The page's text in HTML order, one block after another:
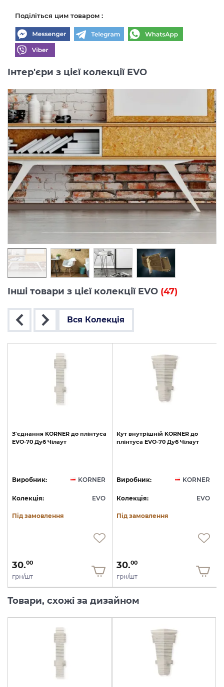
Поділіться цим товаром :
Інтер'єри з цієї колекції EVO
Інші товари з цієї колекції EVO (47)
Вся Колекція
З'єднання KORNER до плінтуса
EVO-70 Дуб Чілаут
Виробник: KORNER
Колекція: EVO
Під замовлення
30.00
грн/шт
Кут внутрішній KORNER до
плінтуса EVO-70 Дуб Чілаут
Виробник: KORNER
Колекція: EVO
Під замовлення
30.00
грн/шт
Товари, схожі за дизайном